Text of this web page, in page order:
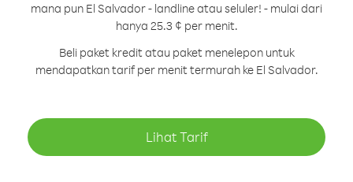
mana pun El Salvador - landline atau seluler! - mulai dari
hanya 25.3 ¢ per menit.
Beli paket kredit atau paket menelepon untuk
mendapatkan tarif per menit termurah ke El Salvador.
Lihat Tarif